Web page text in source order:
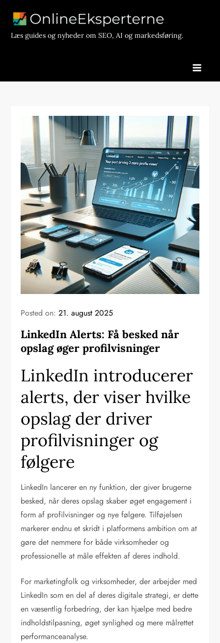
contentLæs guides og nyheder om SEO, AI og markedsføring.
Posted on:21. august 2025
LinkedIn Alerts: Få besked når
opslag øger profilvisninger
LinkedIn introducerer
alerts, der viser hvilke
opslag der driver
profilvisninger og
følgere
LinkedIn lancerer en ny funktion, der giver brugerne
besked, når deres opslag skaber øget engagement i
form af profilvisninger og nye følgere. Tilføjelsen
markerer endnu et skridt i platformens ambition om at
gøre det nemmere for både virksomheder og
professionelle at måle effekten af deres indhold.
For marketingfolk og virksomheder, der arbejder med
LinkedIn som en del af deres digitale strategi, er dette
en væsentlig forbedring, der kan hjælpe med bedre
indholdstilpasning, øget synlighed og mere målrettet
performanceanalyse.